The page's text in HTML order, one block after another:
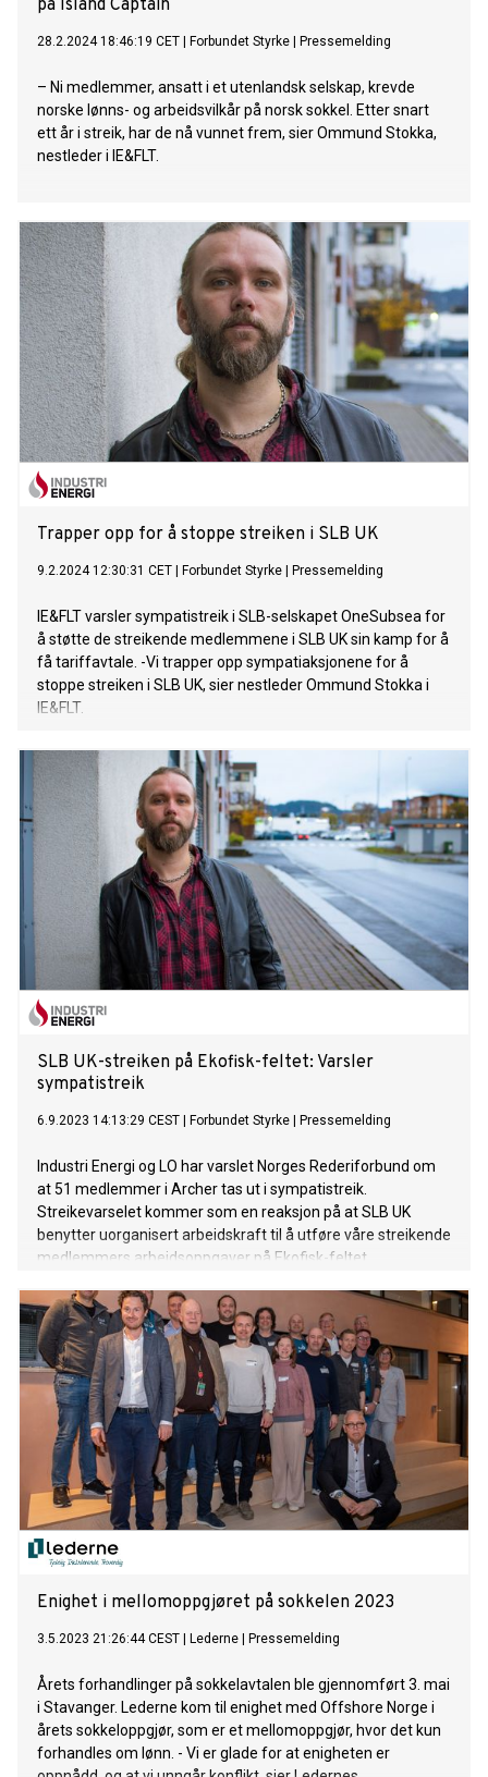
på Island Captain
28.2.2024 18:46:19 CET Forbundet Styrke Pressemelding
– Ni medlemmer, ansatt i et utenlandsk selskap, krevde
norske lønns- og arbeidsvilkår på norsk sokkel. Etter snart
ett år i streik, har de nå vunnet frem, sier Ommund Stokka,
nestleder i IE&FLT.
Trapper opp for å stoppe streiken i SLB UK
9.2.2024 12:30:31 CET Forbundet Styrke Pressemelding
IE&FLT varsler sympatistreik i SLB-selskapet OneSubsea for
å støtte de streikende medlemmene i SLB UK sin kamp for å
få tariffavtale. -Vi trapper opp sympatiaksjonene for å
stoppe streiken i SLB UK, sier nestleder Ommund Stokka i
IE&FLT.
SLB UK-streiken på Ekofisk-feltet: Varsler
sympatistreik
6.9.2023 14:13:29 CEST Forbundet Styrke Pressemelding
Industri Energi og LO har varslet Norges Rederiforbund om
at 51 medlemmer i Archer tas ut i sympatistreik.
Streikevarselet kommer som en reaksjon på at SLB UK
benytter uorganisert arbeidskraft til å utføre våre streikende
medlemmers arbeidsoppgaver på Ekofisk-feltet.
Enighet i mellomoppgjøret på sokkelen 2023
3.5.2023 21:26:44 CEST Lederne Pressemelding
Årets forhandlinger på sokkelavtalen ble gjennomført 3. mai
i Stavanger. Lederne kom til enighet med Offshore Norge i
årets sokkeloppgjør, som er et mellomoppgjør, hvor det kun
forhandles om lønn. - Vi er glade for at enigheten er